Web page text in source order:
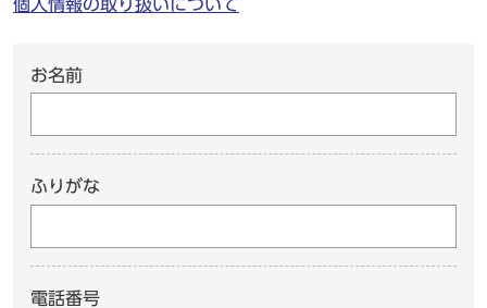
個人情報の取り扱いについて
お名前
ふりがな
電話番号